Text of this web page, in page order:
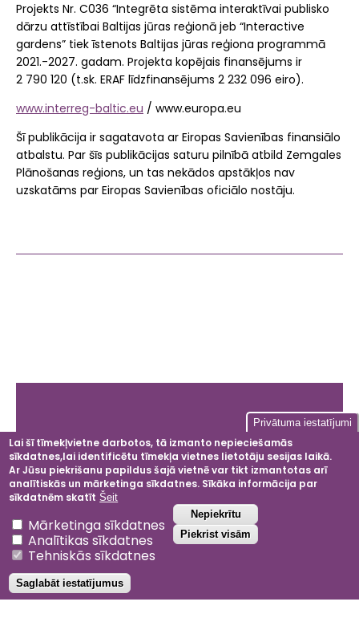
Projekts Nr. C036 “Integrēta sistēma interaktīvai publisko
dārzu attīstībai Baltijas jūras reģionā jeb “Interactive
gardens” tiek īstenots Baltijas jūras reģiona programmā
2021.-2027. gadam. Projekta kopējais finansējums ir
2 790 120 (t.sk. ERAF līdzfinansējums 2 232 096 eiro).
www.interreg-baltic.eu / www.europa.eu
Šī publikācija ir sagatavota ar Eiropas Savienības finansiālo
atbalstu. Par šīs publikācijas saturu pilnībā atbild Zemgales
Plānošanas reģions, un tas nekādos apstākļos nav
uzskatāms par Eiropas Savienības oficiālo nostāju.
izvēlne
Facebook
Instagram
LinkedIn
2024 © Dobeles ceriņi
Privātuma politika
Noteikumi un nosacījumi
Projektu atbalsta
Privātuma iestatījumi
Lai šī tīmekļvietne darbotos, tā izmanto nepieciešamās
sīkdatnes,lai identificētu tīmekļa vietnes lietotāju sesijas laikā.
Ar Jūsu piekrišanu papildus šajā vietnē var tikt izmantotas arī
analītiskās un mārketinga sīkdatnes. Sīkāka informācija par
sīkdatnēm skatīt Šeit
Mārketinga sīkdatnes
Analītikas sīkdatnes
Tehniskās sīkdatnes
Saglabāt iestatījumus
Nepiekrītu
Piekrist visām
Atsaukt piekrišanu